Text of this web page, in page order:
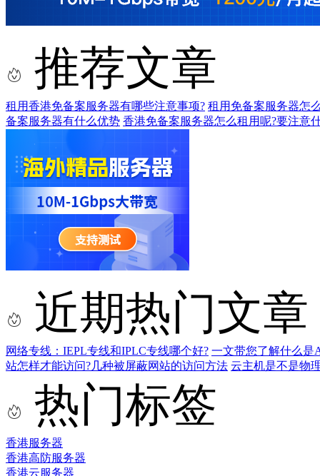
推荐文章
租用香港免备案服务器有哪些注意事项? 租用免备案服务器怎
备案服务器有什么优势 香港免备案服务器怎么租用呢?要注意
近期热门文章
网络专线：IEPL专线和IPLC专线哪个好? 一文带您了解什么是
站怎样才能访问?几种被屏蔽网站的访问方法 云主机是不是物
热门标签
香港服务器
香港高防服务器
香港云服务器